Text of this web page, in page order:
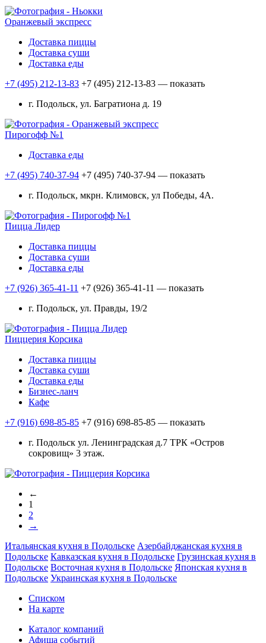
Оранжевый экспресс
Доставка пиццы
Доставка суши
Доставка еды
+7 (495) 212-13-83 +7 (495) 212-13-83 — показать
г. Подольск, ул. Багратиона д. 19
Пирогофф №1
Доставка еды
+7 (495) 740-37-94 +7 (495) 740-37-94 — показать
г. Подольск, мкрн. Климовск, ул Победы, 4А.
Пицца Лидер
Доставка пиццы
Доставка суши
Доставка еды
+7 (926) 365-41-11 +7 (926) 365-41-11 — показать
г. Подольск, ул. Правды, 19/2
Пиццерия Корсика
Доставка пиццы
Доставка суши
Доставка еды
Бизнес-ланч
Кафе
+7 (916) 698-85-85 +7 (916) 698-85-85 — показать
г. Подольск ул. Ленинградская д.7 ТРК «Остров
сокровищ» 3 этаж.
←
1
2
→
Итальянская кухня в Подольске Азербайджанская кухня в
Подольске Кавказская кухня в Подольске Грузинская кухня в
Подольске Восточная кухня в Подольске Японская кухня в
Подольске Украинская кухня в Подольске
Списком
На карте
Каталог компаний
Афиша событий